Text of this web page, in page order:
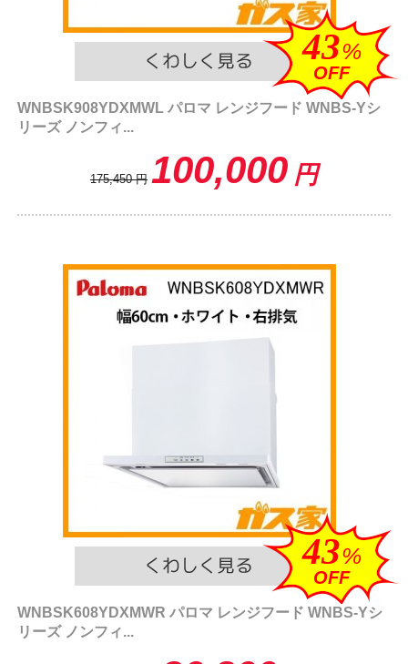
43%
OFF
WNBSK908YDXMWL パロマ レンジフード WNBS-Yシ
リーズ ノンフィ...
175,450 円 100,000 円
43%
OFF
WNBSK608YDXMWR パロマ レンジフード WNBS-Yシ
リーズ ノンフィ...